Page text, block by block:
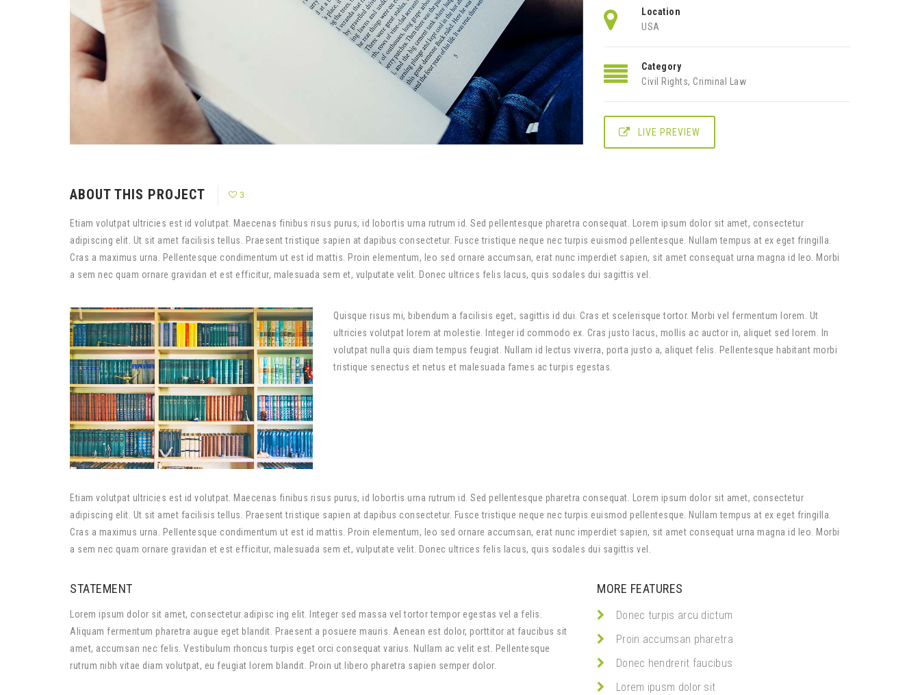
Location
USA
Category
Civil Rights, Criminal Law
LIVE PREVIEW
ABOUT THIS PROJECT 3
Etiam volutpat ultricies est id volutpat. Maecenas finibus risus purus, id lobortis urna rutrum id. Sed pellentesque pharetra consequat. Lorem ipsum dolor sit amet, consectetur
adipiscing elit. Ut sit amet facilisis tellus. Praesent tristique sapien at dapibus consectetur. Fusce tristique neque nec turpis euismod pellentesque. Nullam tempus at ex eget fringilla.
Cras a maximus urna. Pellentesque condimentum ut est id mattis. Proin elementum, leo sed ornare accumsan, erat nunc imperdiet sapien, sit amet consequat urna magna id leo. Morbi
a sem nec quam ornare gravidan et est efficitur, malesuada sem et, vulputate velit. Donec ultrices felis lacus, quis sodales dui sagittis vel.
Quisque risus mi, bibendum a facilisis eget, sagittis id dui. Cras et scelerisque tortor. Morbi vel fermentum lorem. Ut
ultricies volutpat lorem at molestie. Integer id commodo ex. Cras justo lacus, mollis ac auctor in, aliquet sed lorem. In
volutpat nulla quis diam tempus feugiat. Nullam id lectus viverra, porta justo a, aliquet felis. Pellentesque habitant morbi
tristique senectus et netus et malesuada fames ac turpis egestas.
Etiam volutpat ultricies est id volutpat. Maecenas finibus risus purus, id lobortis urna rutrum id. Sed pellentesque pharetra consequat. Lorem ipsum dolor sit amet, consectetur
adipiscing elit. Ut sit amet facilisis tellus. Praesent tristique sapien at dapibus consectetur. Fusce tristique neque nec turpis euismod pellentesque. Nullam tempus at ex eget fringilla.
Cras a maximus urna. Pellentesque condimentum ut est id mattis. Proin elementum, leo sed ornare accumsan, erat nunc imperdiet sapien, sit amet consequat urna magna id leo. Morbi
a sem nec quam ornare gravidan et est efficitur, malesuada sem et, vulputate velit. Donec ultrices felis lacus, quis sodales dui sagittis vel.
STATEMENT
Lorem ipsum dolor sit amet, consectetur adipisc ing elit. Integer sed massa vel tortor tempor egestas vel a felis.
Aliquam fermentum pharetra augue eget blandit. Praesent a posuere mauris. Aenean est dolor, porttitor at faucibus sit
amet, accumsan nec felis. Vestibulum rhoncus turpis eget orci consequat varius. Nullam ac velit est. Pellentesque
rutrum nibh vitae diam volutpat, eu feugiat lorem blandit. Proin ut libero pharetra sapien semper dolor.
MORE FEATURES
Donec turpis arcu dictum
Proin accumsan pharetra
Donec hendrerit faucibus
Lorem ipusm dolor sit